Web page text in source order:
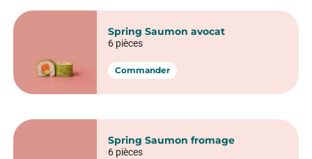
Spring Saumon avocat
6 pièces
Commander
Spring Saumon fromage
6 pièces